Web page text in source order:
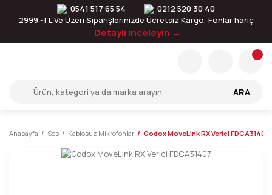
0541 517 65 54
0212 520 30 40
2999.-TL Ve Üzeri Siparişlerinizde Ücretsiz Kargo, Fonlar hariç
Detaylı inceleyin →
ARA
Anasayfa Ses Kablosuz Mikrofonlar Godox MoveLink RX Verici FDCA31407